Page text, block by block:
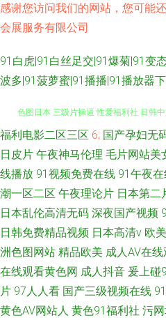
感谢您访问我们的网站，您可能
会展服务有限公司
91白虎|91白丝足交|91爆菊|91变
波多|91菠萝蜜|91播播|91播放器
avtt自拍网 97电影午夜剧场 黄色电影快
色图日本 三级片操逼 性爱福利社 日韩
AV色导航 超碰99在线老妇 91视频网
日韩 91網站 伊人AV激情 日韩色色图
日韩欧美福利导航 精东视频黄 亚洲一
APP 肏逼片久久99 久久肏逼网 五月花
福利电影二区三区 6; 国产孕妇无
日皮片 午夜神马伦理 毛片网站美
线播放 91视频免费在线 91午夜
潮一区二区 午夜理论片 日本第二
日本乱伦高清无码 深夜国产视频
日韩免费精品视频 日本高清v 欧
洲色图网站 精品欧美 成人AV在
在线观看黄色网 成人抖音 爰上碰
片 97人人看 国产三级视频在线
黄色AV网站人 黄色91福利社 污